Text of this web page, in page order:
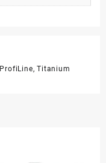
ProfiLine,Titanium